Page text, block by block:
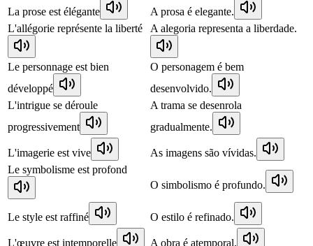
La prose est élégante
A prosa é elegante.
L'allégorie représente la liberté
A alegoria representa a liberdade.
Le personnage est bien
développé
O personagem é bem
desenvolvido.
L'intrigue se déroule
progressivement
A trama se desenrola
gradualmente.
L'imagerie est vive
As imagens são vívidas.
Le symbolisme est profond
O simbolismo é profundo.
Le style est raffiné O estilo é refinado.
L'œuvre est intemporelle A obra é atemporal.